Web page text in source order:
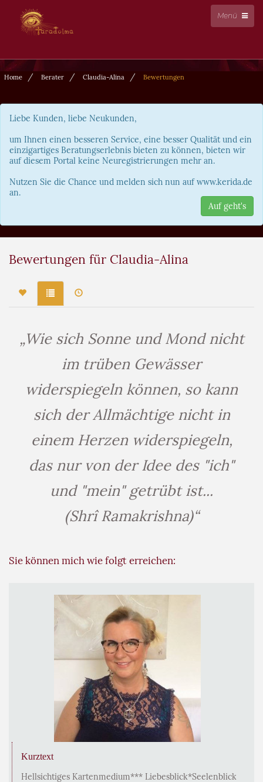
Menü
Home Berater Claudia-Alina Bewertungen
Liebe Kunden, liebe Neukunden,
um Ihnen einen besseren Service, eine besser Qualität und ein
einzigartiges Beratungserlebnis bieten zu können, bieten wir
auf diesem Portal keine Neuregistrierungen mehr an.
Nutzen Sie die Chance und melden sich nun auf www.kerida.de
an.
Auf geht's
Bewertungen für Claudia-Alina
„Wie sich Sonne und Mond nicht
im trüben Gewässer
widerspiegeln können, so kann
sich der Allmächtige nicht in
einem Herzen widerspiegeln,
das nur von der Idee des "ich"
und "mein" getrübt ist...
(Shrî Ramakrishna)“
Sie können mich wie folgt erreichen:
Kurztext
Hellsichtiges Kartenmedium*** Liebesblick*Seelenblick